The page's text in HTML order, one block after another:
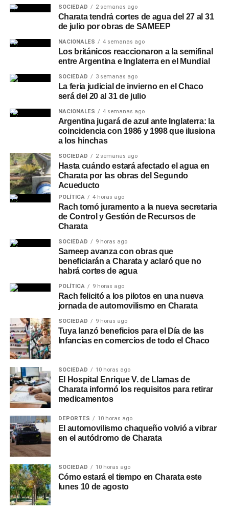
SOCIEDAD 2 semanas ago
Charata tendrá cortes de agua del 27 al 31
de julio por obras de SAMEEP
NACIONALES 4 semanas ago
Los británicos reaccionaron a la semifinal
entre Argentina e Inglaterra en el Mundial
SOCIEDAD 3 semanas ago
La feria judicial de invierno en el Chaco
será del 20 al 31 de julio
NACIONALES 4 semanas ago
Argentina jugará de azul ante Inglaterra: la
coincidencia con 1986 y 1998 que ilusiona
a los hinchas
SOCIEDAD 2 semanas ago
Hasta cuándo estará afectado el agua en
Charata por las obras del Segundo
Acueducto
POLÍTICA 4 horas ago
Rach tomó juramento a la nueva secretaria
de Control y Gestión de Recursos de
Charata
SOCIEDAD 9 horas ago
Sameep avanza con obras que
beneficiarán a Charata y aclaró que no
habrá cortes de agua
POLÍTICA 9 horas ago
Rach felicitó a los pilotos en una nueva
jornada de automovilismo en Charata
SOCIEDAD 9 horas ago
Tuya lanzó beneficios para el Día de las
Infancias en comercios de todo el Chaco
SOCIEDAD 10 horas ago
El Hospital Enrique V. de Llamas de
Charata informó los requisitos para retirar
medicamentos
DEPORTES 10 horas ago
El automovilismo chaqueño volvió a vibrar
en el autódromo de Charata
SOCIEDAD 10 horas ago
Cómo estará el tiempo en Charata este
lunes 10 de agosto